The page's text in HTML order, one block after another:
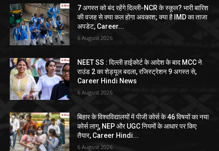
7 अगस्त को बंद रहेंगे दिल्ली-NCR के स्कूल? भारी बारिश
की वजह से क्या कल होगा अवकाश; क्या है IMD का ताजा
अपडेट, Career...
6 August 2026
NEET SS : दिल्ली हाईकोर्ट के आदेश के बाद MCC ने
राउंड 2 का शेड्यूल बदला, रजिस्ट्रेशन 9 अगस्त से,
Career Hindi News
6 August 2026
बिहार के विश्वविद्यालयों में पीजी कोर्स के 46 विषयों का नया
कोर्स लागू, NEP और UGC नियमों के आधार पर किए
तैयार, Career Hindi...
6 August 2026